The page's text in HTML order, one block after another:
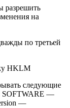
разрешить
на
по третьей
HKLM
следующие
SOFTWARE —
—